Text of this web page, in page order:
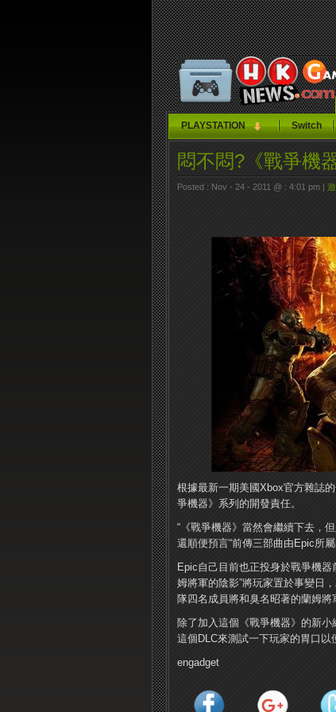
PLAYSTATION Switch
悶不悶?《戰爭機
Posted : Nov - 24 - 2011 @ : 4:01 pm |
根據最新一期美國Xbox官方雜誌
爭機器》系列的開發責任。
“《戰爭機器》當然會繼續下去，
還順便預言“前傳三部曲由Epic所
Epic自己目前也正投身於戰爭機
姆將軍的陰影”將玩家置於事變日
隊四名成員將和臭名昭著的蘭姆將
除了加入這個《戰爭機器》的新
這個DLC來測試一下玩家的胃口
engadget